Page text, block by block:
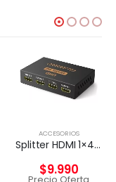
ACCESORIOS
Splitter HDMI 1×4 4k UHD 2k Full HD c/fuente 4 pantallas
$9.990